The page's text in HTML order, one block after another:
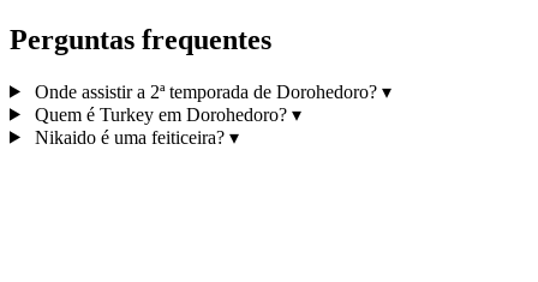
Perguntas frequentes
Onde assistir a 2ª temporada de Dorohedoro? ▾
Quem é Turkey em Dorohedoro? ▾
Nikaido é uma feiticeira? ▾